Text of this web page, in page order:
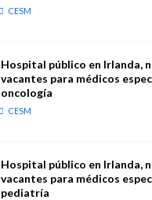
CESM
Hospital público en Irlanda,
vacantes para médicos
oncología
CESM
Hospital público en Irlanda,
vacantes para médicos
pediatría